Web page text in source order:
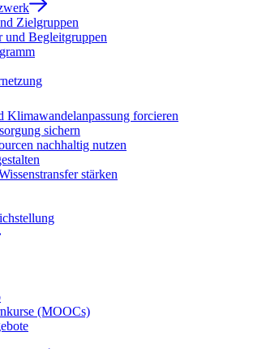
Zielgruppen
und Begleitgruppen
Klimawandelanpassung forcieren
sichern
nachhaltig nutzen
stärken
(MOOCs)